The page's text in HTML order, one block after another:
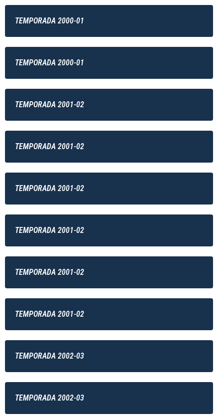
TEMPORADA 2000-01
TEMPORADA 2000-01
TEMPORADA 2001-02
TEMPORADA 2001-02
TEMPORADA 2001-02
TEMPORADA 2001-02
TEMPORADA 2001-02
TEMPORADA 2001-02
TEMPORADA 2002-03
TEMPORADA 2002-03